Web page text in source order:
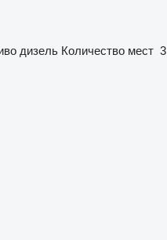
дизель Количество мест 3